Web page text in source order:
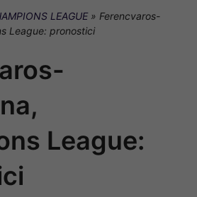
LEAGUE» Ferencvaros-
League: pronostici
League: